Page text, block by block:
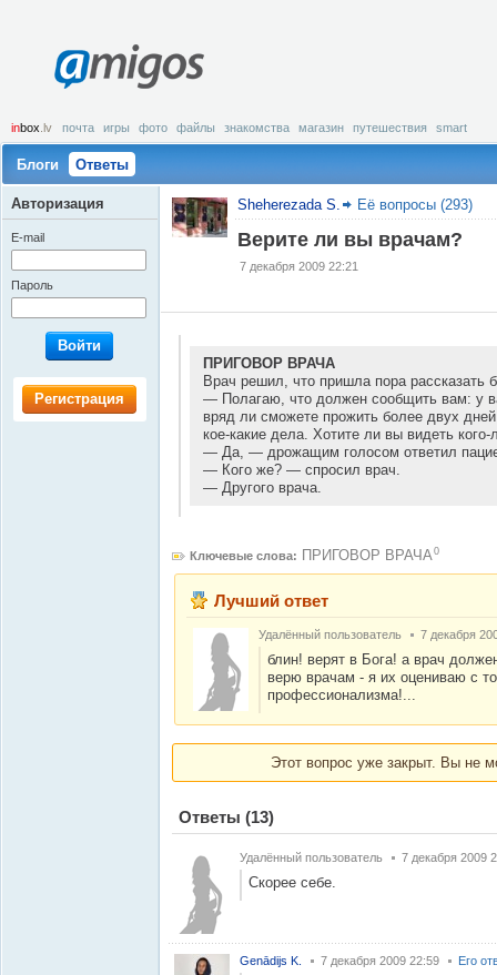
amigos
inbox .lv почта игры фото файлы знакомства магазин путешествия smart
Блоги Ответы
Sheherezada S. Её вопросы (293)
Верите ли вы врачам?
7 декабря 2009 22:21
ПРИГОВОР ВРАЧА
Врач решил, что пришла пора рассказать
— Полагаю, что должен сообщить вам: у
вряд ли сможете прожить более двух
кое-какие дела. Хотите ли вы видеть кого-
— Да, — дрожащим голосом ответил
— Кого же? — спросил врач.
— Другого врача.
Ключевые слова: ПРИГОВОР ВРАЧА0
Лучший ответ
Удалённый пользователь 7 декабря
блин! верят в Бога! а врач
верю врачам - я их оцениваю с
профессионализма!...
Этот вопрос уже закрыт. Вы не
Ответы (13)
Удалённый пользователь 7 декабря 2009
Скорее себе.
Genādijs K. 7 декабря 2009 22:59 Его
Авторизация
E-mail
Пароль
Войти
Регистрация